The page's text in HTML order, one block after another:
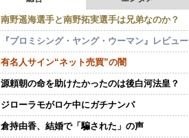
南野遥海選手と南野拓実選手は兄弟なのか？
『プロミシング・ヤング・ウーマン』レビュー
有名人サイン“ネット売買”の闇
源頼朝の命を助けたかったのは後白河法皇？
ジローラモがロケ中にガチナンパ
倉持由香、結婚で「騙された」の声